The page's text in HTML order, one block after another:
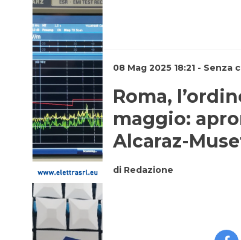
08 Mag 2025 18:21 - Senza
Roma,
maggio:
Alcaraz-
di Redazione